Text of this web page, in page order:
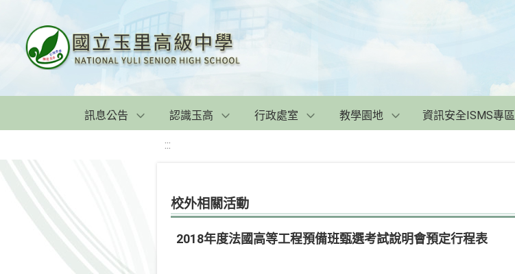
訊息公告 認識玉高 行政處室 教學園地 資訊安全ISMS專區
:::
校外相關活動
2018年度法國高等工程預備班甄選考試說明會預定行程表